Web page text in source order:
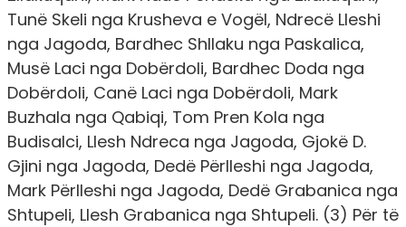
Tunë Skeli nga Krusheva e Vogël, Ndrecë Lleshi
nga Jagoda, Bardhec Shllaku nga Paskalica,
Musë Laci nga Dobërdoli, Bardhec Doda nga
Dobërdoli, Canë Laci nga Dobërdoli, Mark
Buzhala nga Qabiqi, Tom Pren Kola nga
Budisalci, Llesh Ndreca nga Jagoda, Gjokë D.
Gjini nga Jagoda, Dedë Përlleshi nga Jagoda,
Mark Përlleshi nga Jagoda, Dedë Grabanica nga
Shtupeli, Llesh Grabanica nga Shtupeli. (3) Për të